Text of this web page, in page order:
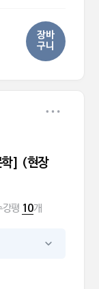
장바
구니
학] (현장
강평 10개